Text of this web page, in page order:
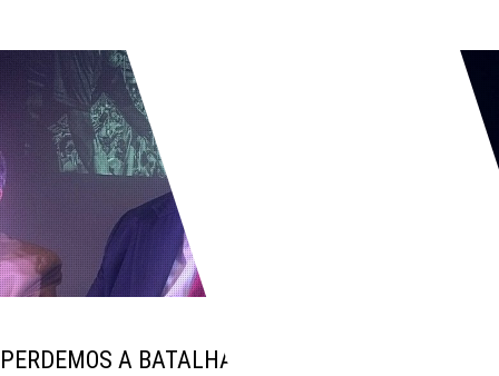
PERDEMOS A BATALHA POLÍTICA DA CLASSE